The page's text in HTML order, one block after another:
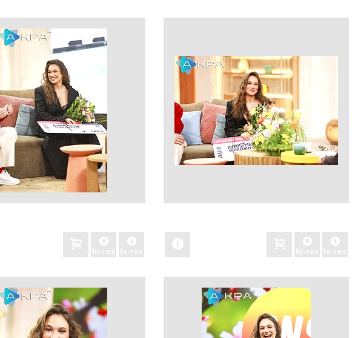
hi-res lo-res hi-res lo-res